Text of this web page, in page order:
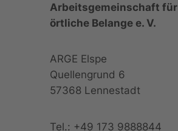
Arbeitsgemeinschaft für
örtliche Belange e. V.
ARGE Elspe
Quellengrund 6
57368 Lennestadt
Tel.: +49 173 9888844